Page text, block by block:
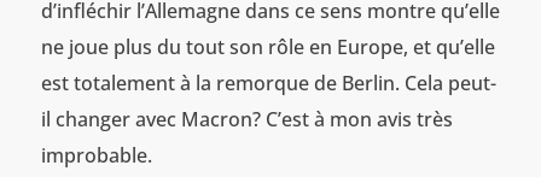
d’infléchir l’Allemagne dans ce sens montre qu’elle
ne joue plus du tout son rôle en Europe, et qu’elle
est totalement à la remorque de Berlin. Cela peut-
il changer avec Macron? C’est à mon avis très
improbable.